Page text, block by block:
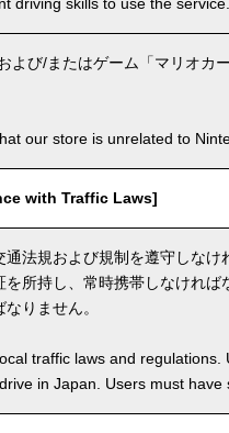
よび/またはゲーム「マリオカ
our store is unrelated to
with Traffic Laws]
通法規および規制を遵守しな
所持し、常時携帯しなけれ
りません。
traffic laws and
in Japan. Users must have